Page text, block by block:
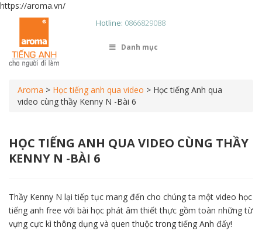
https://aroma.vn/
Hotline: 0866829088
Danh mục
Aroma > Học tiếng anh qua video > Học tiếng Anh qua
video cùng thầy Kenny N -Bài 6
HỌC TIẾNG ANH QUA VIDEO CÙNG THẦY
KENNY N -BÀI 6
Thầy Kenny N lại tiếp tục mang đến cho chúng ta một video học
tiếng anh free với bài học phát âm thiết thực gồm toàn những từ
vựng cực kì thông dụng và quen thuộc trong tiếng Anh đấy!